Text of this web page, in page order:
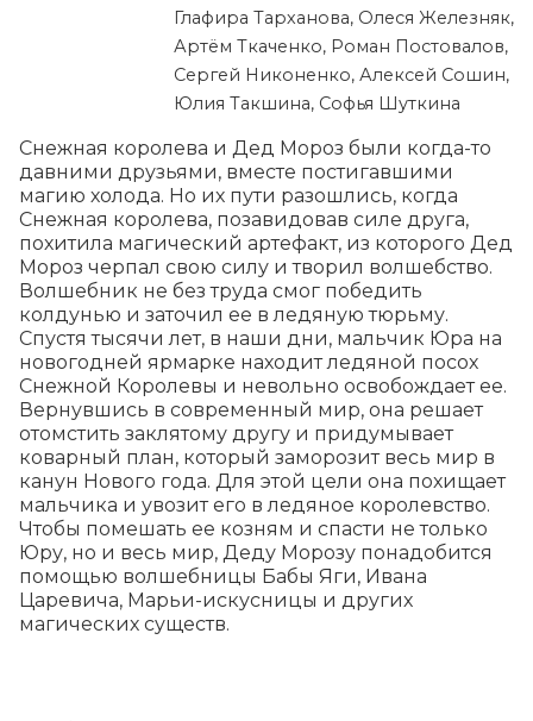
Глафира Тарханова, Олеся Железняк,
Артём Ткаченко, Роман Постовалов,
Сергей Никоненко, Алексей Сошин,
Юлия Такшина, Софья Шуткина
Снежная королева и Дед Мороз были когда-то
давними друзьями, вместе постигавшими
магию холода. Но их пути разошлись, когда
Снежная королева, позавидовав силе друга,
похитила магический артефакт, из которого Дед
Мороз черпал свою силу и творил волшебство.
Волшебник не без труда смог победить
колдунью и заточил ее в ледяную тюрьму.
Спустя тысячи лет, в наши дни, мальчик Юра на
новогодней ярмарке находит ледяной посох
Снежной Королевы и невольно освобождает ее.
Вернувшись в современный мир, она решает
отомстить заклятому другу и придумывает
коварный план, который заморозит весь мир в
канун Нового года. Для этой цели она похищает
мальчика и увозит его в ледяное королевство.
Чтобы помешать ее козням и спасти не только
Юру, но и весь мир, Деду Морозу понадобится
помощью волшебницы Бабы Яги, Ивана
Царевича, Марьи-искусницы и других
магических существ.